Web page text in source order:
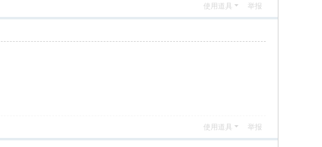
使用道具 举报
使用道具 举报